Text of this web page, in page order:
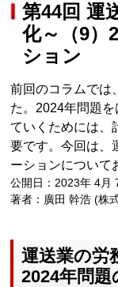
第44回 運
化～（9）
ション
前回のコラムでは
た。2024年問題
ていくためには、
要です。今回は、
ーションについて
公開日：2023年 4月
著者：廣田 幹浩 (株
運送業の労
2024年問